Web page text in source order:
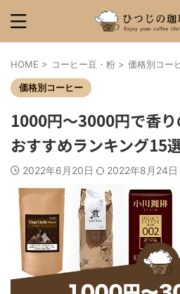
HOME > コーヒー豆・粉 > 価格別コー
価格別コーヒー
1000円～3000円で香
おすすめランキング15
2022年6月20日 2022年8月24日